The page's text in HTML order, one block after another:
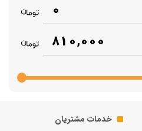
0
810,000
خدمات مشتریان